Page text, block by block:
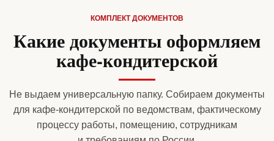
КОМПЛЕКТ ДОКУМЕНТОВ
Какие документы оформляем
кафе-кондитерской
Не выдаем универсальную папку. Собираем документы
для кафе-кондитерской по ведомствам, фактическому
процессу работы, помещению, сотрудникам